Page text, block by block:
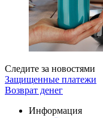
Следите за новостями
Защищенные платежи
Возврат денег
Информация